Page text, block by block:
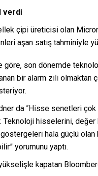
verdi
çipi üreticisi olan
aşan satış tahminiyle
göre, son dönemde
bir alarm zili olmaktan
da “Hisse senetleri
Teknoloji hisselerini,
hala güçlü
yorumunu yaptı.
kapatan